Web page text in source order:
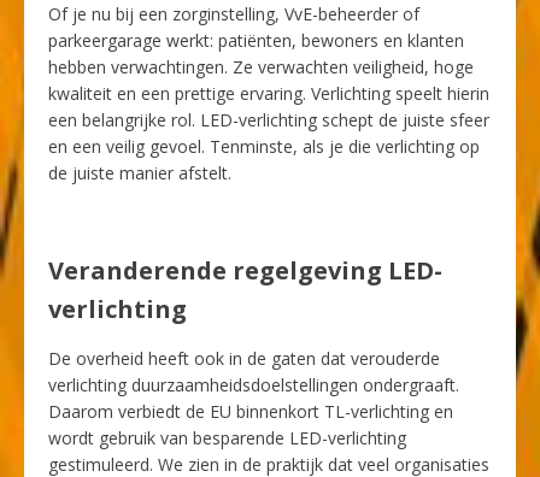
Of je nu bij een zorginstelling, VvE-beheerder of
parkeergarage werkt: patiënten, bewoners en klanten
hebben verwachtingen. Ze verwachten veiligheid, hoge
kwaliteit en een prettige ervaring. Verlichting speelt hierin
een belangrijke rol. LED-verlichting schept de juiste sfeer
en een veilig gevoel. Tenminste, als je die verlichting op
de juiste manier afstelt.
Veranderende regelgeving LED-
verlichting
De overheid heeft ook in de gaten dat verouderde
verlichting duurzaamheidsdoelstellingen ondergraaft.
Daarom verbiedt de EU binnenkort TL-verlichting en
wordt gebruik van besparende LED-verlichting
gestimuleerd. We zien in de praktijk dat veel organisaties